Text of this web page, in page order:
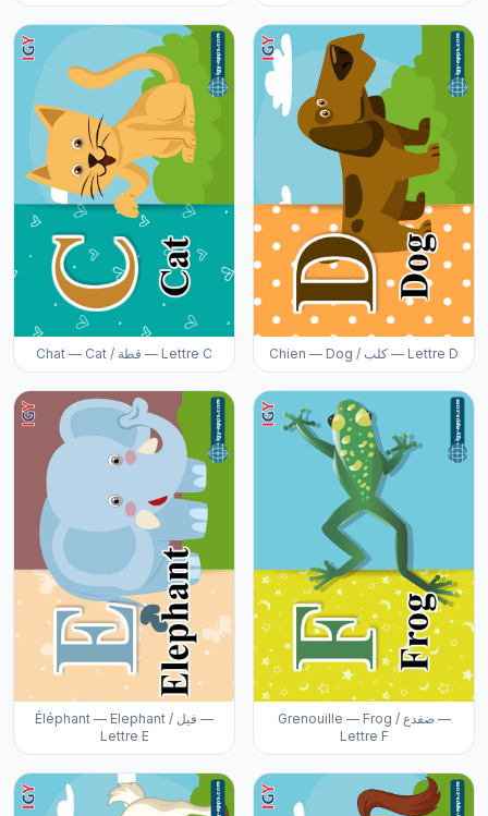
Chat — Cat / قطة — Lettre C Chien — Dog / كلب — Lettre D
Éléphant — Elephant / فيل —
Lettre E
Grenouille — Frog / ضفدع —
Lettre F